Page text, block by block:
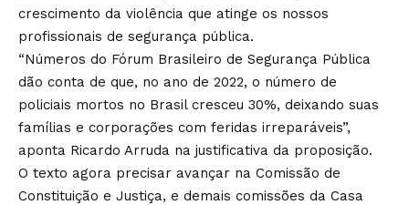
crescimento da violência que atinge os nossos
profissionais de segurança pública.
“Números do Fórum Brasileiro de Segurança Pública
dão conta de que, no ano de 2022, o número de
policiais mortos no Brasil cresceu 30%, deixando suas
famílias e corporações com feridas irreparáveis”,
aponta Ricardo Arruda na justificativa da proposição.
O texto agora precisar avançar na Comissão de
Constituição e Justiça, e demais comissões da Casa